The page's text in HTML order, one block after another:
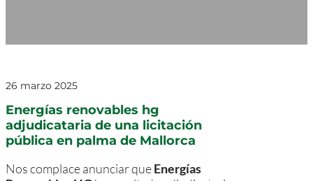
26 marzo 2025
Energías renovables hg
adjudicataria de una licitación
pública en palma de Mallorca
Nos complace anunciar queEnergías